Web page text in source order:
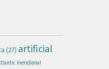
(27) artificial
meridional